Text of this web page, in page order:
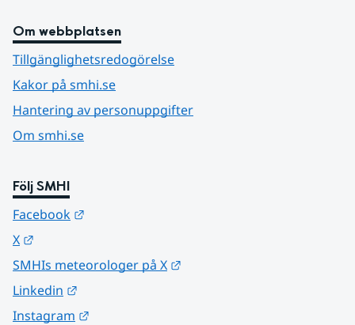
Om webbplatsen
Tillgänglighetsredogörelse
Kakor på smhi.se
Hantering av personuppgifter
Om smhi.se
Följ SMHI
Facebook
X
SMHIs meteorologer på X
Linkedin
Instagram